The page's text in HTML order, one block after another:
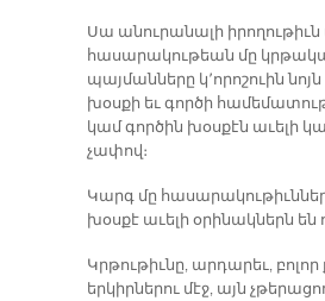
Սա անուրանալի իրողութիւն
հասարակութեան մը
պայմանները կ՚որոշուին
խօսքի եւ գործի
կամ գործին խօսքէն աւելի
չափով։
Կարգ մը
խօսքէ աւելի օրինակներն են
Կրթութիւնը, արդարեւ,
երկիրներու մէջ, այն